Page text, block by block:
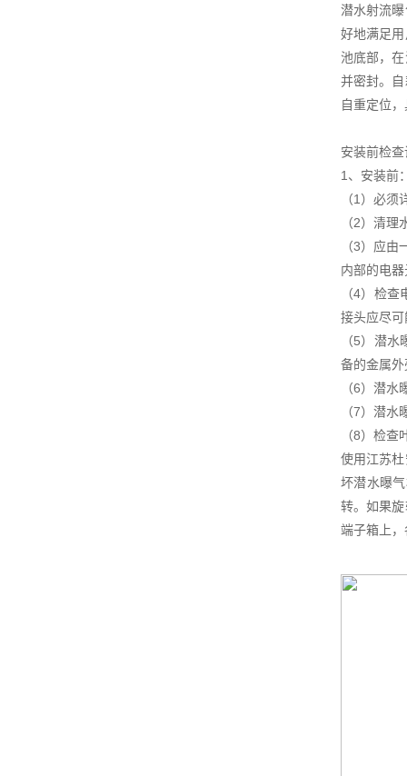
潜水射流
好地满足
池底部，
并密封。
自重定位
安装前检
1、安装前
（1）必
（2）清
（3）应
内部的电
（4）检
接头应尽
（5）潜
备的金属
（6）潜
（7）潜
（8）检查
使用江苏
坏潜水曝
转。如果
端子箱上